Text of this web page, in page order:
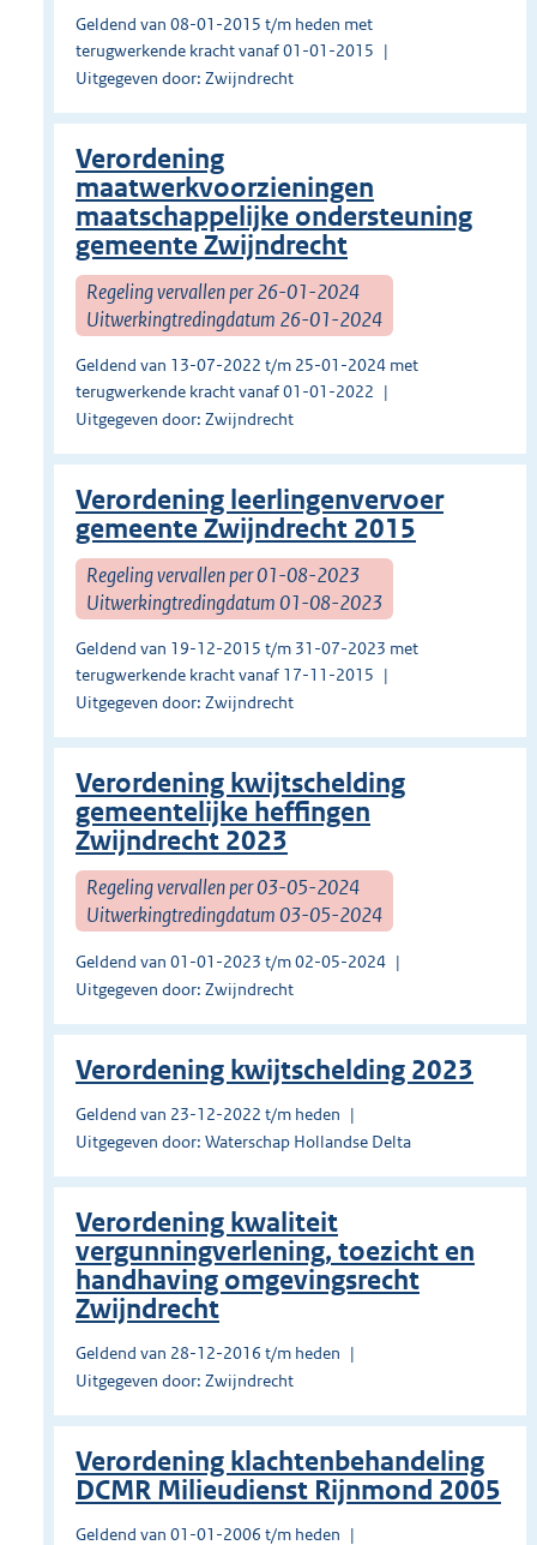
Geldend van 08-01-2015 t/m heden met
terugwerkende kracht vanaf 01-01-2015
Uitgegeven door: Zwijndrecht
Verordening
maatwerkvoorzieningen
maatschappelijke ondersteuning
gemeente Zwijndrecht
Regeling vervallen per 26-01-2024
Uitwerkingtredingdatum 26-01-2024
Geldend van 13-07-2022 t/m 25-01-2024 met
terugwerkende kracht vanaf 01-01-2022
Uitgegeven door: Zwijndrecht
Verordening leerlingenvervoer
gemeente Zwijndrecht 2015
Regeling vervallen per 01-08-2023
Uitwerkingtredingdatum 01-08-2023
Geldend van 19-12-2015 t/m 31-07-2023 met
terugwerkende kracht vanaf 17-11-2015
Uitgegeven door: Zwijndrecht
Verordening kwijtschelding
gemeentelijke heffingen
Zwijndrecht 2023
Regeling vervallen per 03-05-2024
Uitwerkingtredingdatum 03-05-2024
Geldend van 01-01-2023 t/m 02-05-2024
Uitgegeven door: Zwijndrecht
Verordening kwijtschelding 2023
Geldend van 23-12-2022 t/m heden
Uitgegeven door: Waterschap Hollandse Delta
Verordening kwaliteit
vergunningverlening, toezicht en
handhaving omgevingsrecht
Zwijndrecht
Geldend van 28-12-2016 t/m heden
Uitgegeven door: Zwijndrecht
Verordening klachtenbehandeling
DCMR Milieudienst Rijnmond 2005
Geldend van 01-01-2006 t/m heden